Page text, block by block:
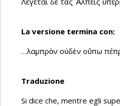
La versione termina con:
…λαμπρὸν οὐδὲν οὔπω
Traduzione
Si dice che, mentre egli